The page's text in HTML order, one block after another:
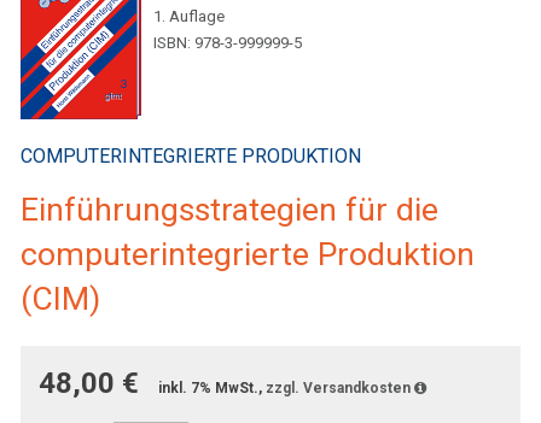
1. Auflage
ISBN: 978-3-999999-5
COMPUTERINTEGRIERTE PRODUKTION
Einführungsstrategien für die
computerintegrierte Produktion
(CIM)
48,00 € inkl. 7% MwSt., zzgl. Versandkosten